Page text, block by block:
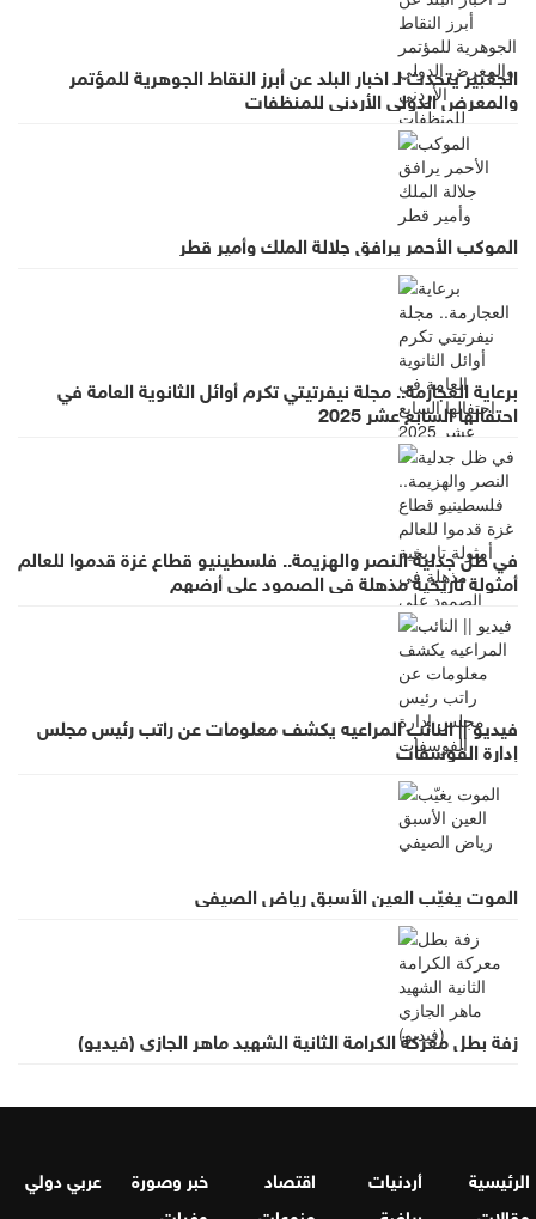
الجغبير يتحدث لـ اخبار البلد عن أبرز النقاط الجوهرية للمؤتمر
والمعرض الدولي الأردني للمنظفات
الموكب الأحمر يرافق جلالة الملك وأمير قطر
برعاية العجارمة.. مجلة نيفرتيتي تكرم أوائل الثانوية العامة في
احتفالها السابع عشر 2025
في ظل جدلية النصر والهزيمة.. فلسطينيو قطاع غزة قدموا للعالم
أمثولة تاريخية مذهلة في الصمود على أرضهم
فيديو || النائب المراعيه يكشف معلومات عن راتب رئيس مجلس
إدارة الفوسفات
الموت يغيّب العين الأسبق رياض الصيفي
زفة بطل معركة الكرامة الثانية الشهيد ماهر الجازي (فيديو)
الرئيسية أردنيات اقتصاد خبر وصورة
عربي دولي